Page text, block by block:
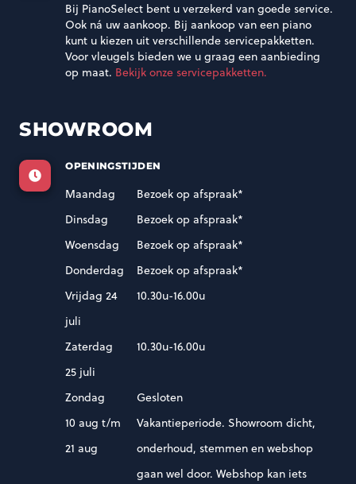
Bij PianoSelect bent u verzekerd van goede service.
Ook ná uw aankoop. Bij aankoop van een piano
kunt u kiezen uit verschillende servicepakketten.
Voor vleugels bieden we u graag een aanbieding
op maat. Bekijk onze servicepakketten.
SHOWROOM
OPENINGSTIJDEN
Maandag
Bezoek op afspraak*
Dinsdag
Bezoek op afspraak*
Woensdag
Bezoek op afspraak*
Donderdag
Bezoek op afspraak*
Vrijdag 24
juli
10.30u-16.00u
Zaterdag
25 juli
10.30u-16.00u
Zondag
Gesloten
10 aug t/m
21 aug
Vakantieperiode. Showroom dicht,
onderhoud, stemmen en webshop
gaan wel door. Webshop kan iets